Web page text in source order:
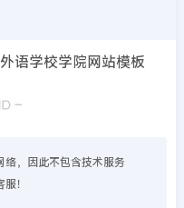
络，因此不包含技术服务
！